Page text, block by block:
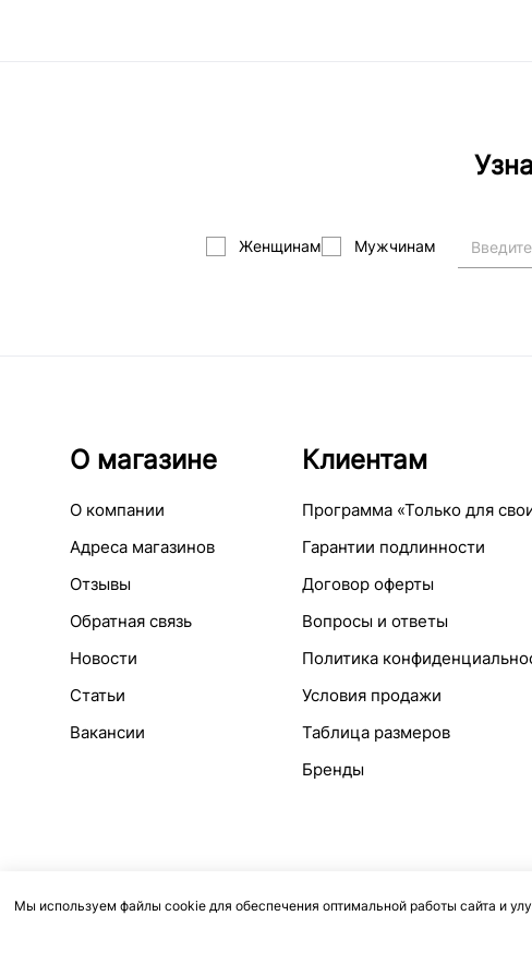
Женщинам Мужчинам
О магазине
О компании
Адреса магазинов
Отзывы
Обратная связь
Новости
Статьи
Вакансии
Клиентам
Программа «Только для
Гарантии подлинности
Договор оферты
Вопросы и ответы
Политика
Условия продажи
Таблица размеров
Бренды
Мы используем файлы cookie для обеспечения оптимальной работы сайта и